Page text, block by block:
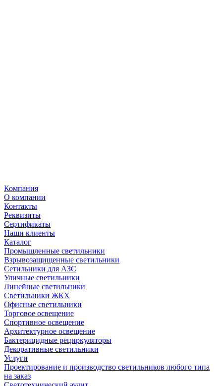
Компания
О компании
Контакты
Реквизиты
Сертификаты
Наши клиенты
Каталог
Промышленные светильники
Взрывозащищенные светильники
Сетильники для АЗС
Уличные светильники
Линейные светильники
Светильники ЖКХ
Офисные светильники
Торговое освещение
Спортивное освещение
Архитектурное освещение
Бактерицидные рециркуляторы
Декоративные светильники
Услуги
Проектирование и производство светильников любого типа
на заказ